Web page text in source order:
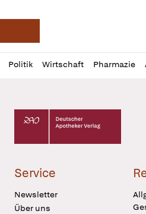
Deutsche Apotheker
Politik Wirtschaft Pharmazie
Profil
öffnen
Daz
Pur
Deutscher Apotheker Verlag
Service
Newsletter
Über uns